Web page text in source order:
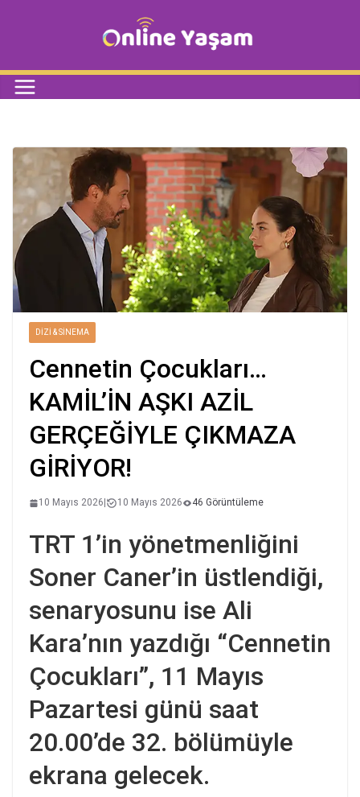
DIZI & SINEMA
Cennetin Çocukları…
KAMİL’İN AŞKI AZİL
GERÇEĞİYLE ÇIKMAZA
GİRİYOR!
10 Mayıs 2026 10 Mayıs 2026 46 Görüntüleme
TRT 1’in yönetmenliğini
Soner Caner’in üstlendiği,
senaryosunu ise Ali
Kara’nın yazdığı “Cennetin
Çocukları”, 11 Mayıs
Pazartesi günü saat
20.00’de 32. bölümüyle
ekrana gelecek.